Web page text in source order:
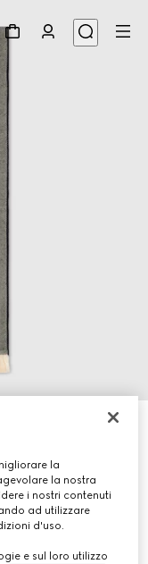
la
la nostra
i nostri contenuti
ad utilizzare
d'uso.
e sul loro utilizzo